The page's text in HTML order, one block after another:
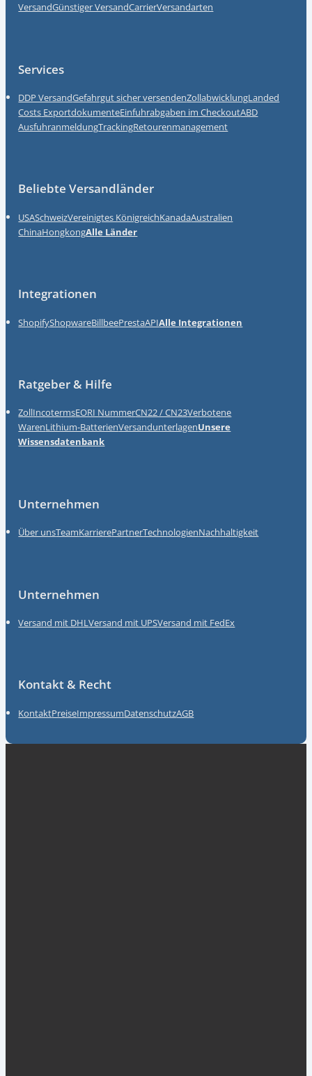
VersandGünstiger VersandCarrierVersandarten
Services
DDP VersandGefahrgut sicher versendenZollabwicklungLanded
Costs ExportdokumenteEinfuhrabgaben im CheckoutABD
AusfuhranmeldungTrackingRetourenmanagement
Beliebte Versandländer
USASchweizVereinigtes KönigreichKanadaAustralien
ChinaHongkongAlle Länder
Integrationen
ShopifyShopwareBillbeePrestaAPIAlle Integrationen
Ratgeber & Hilfe
ZollIncotermsEORI NummerCN22 / CN23Verbotene
WarenLithium-BatterienVersandunterlagenUnsere
Wissensdatenbank
Unternehmen
Über unsTeamKarrierePartnerTechnologienNachhaltigkeit
Unternehmen
Versand mit DHLVersand mit UPSVersand mit FedEx
Kontakt & Recht
KontaktPreiseImpressumDatenschutzAGB